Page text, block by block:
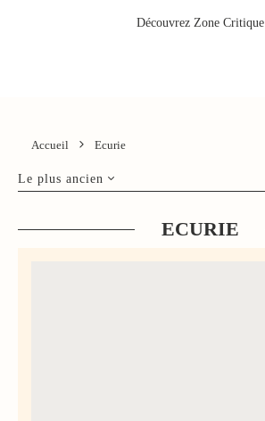
Découvrez Zone Critique
Accueil Ecurie
Le plus ancien
ECURIE